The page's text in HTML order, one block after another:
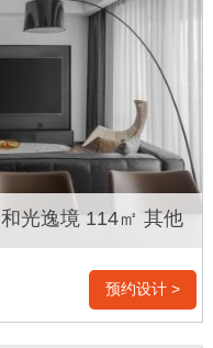
和光逸境 114㎡ 其他
预约设计 >